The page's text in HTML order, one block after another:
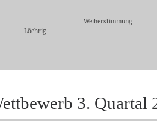
Löchrig
Weiherstimmung
3. Quartal